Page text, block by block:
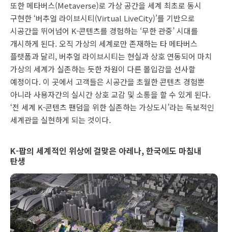
또한 메타버스(Metaverse)로 가상 공간을 세계 최초로 동시
구현한 ‘버추얼 라이브시티(Virtual LiveCity)’를 기반으로
시공간을 뛰어넘어 K-콘텐츠를 경험하는 ‘무한 관중’ 시대를
개시하게 된다. 오직 가상의 세계로만 존재하는 타 메타버스
플랫폼과 달리, 버추얼 라이브시티는 현실과 상호 연동되어 마치
가상의 세계가 실존하는 듯한 차원이 다른 몰입감을 선사할
예정이다. 이 곳에서 고객들은 시공간을 초월한 콘텐츠 경험뿐
아니라 사용자간의 실시간 상호 교감 및 소통을 할 수 있게 된다.
‘전 세계 K-콘텐츠 팬덤을 위한 실존하는 가상도시’라는 독보적인
세계관을 실현하게 되는 것이다.
K-팝의 세계적인 위상에 걸맞은 아레나, 한국에도 마침내
탄생